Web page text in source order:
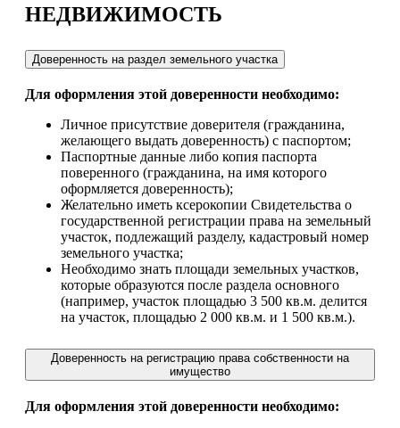
НЕДВИЖИМОСТЬ
Доверенность на раздел земельного участка
Для оформления этой доверенности необходимо:
Личное присутствие доверителя (гражданина,
желающего выдать доверенность) с паспортом;
Паспортные данные либо копия паспорта
поверенного (гражданина, на имя которого
оформляется доверенность);
Желательно иметь ксерокопии Свидетельства о
государственной регистрации права на земельный
участок, подлежащий разделу, кадастровый номер
земельного участка;
Необходимо знать площади земельных участков,
которые образуются после раздела основного
(например, участок площадью 3 500 кв.м. делится
на участок, площадью 2 000 кв.м. и 1 500 кв.м.).
Доверенность на регистрацию права собственности на
имущество
Для оформления этой доверенности необходимо: